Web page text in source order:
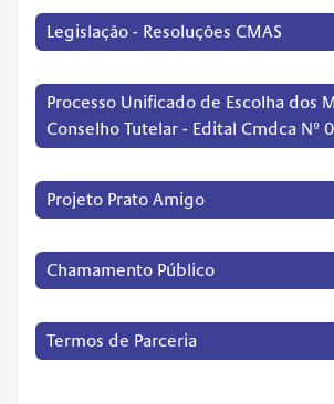
Legislação - Resoluções CMAS
Processo Unificado de Escolha dos
Conselho Tutelar - Edital Cmdca Nº
Projeto Prato Amigo
Chamamento Público
Termos de Parceria